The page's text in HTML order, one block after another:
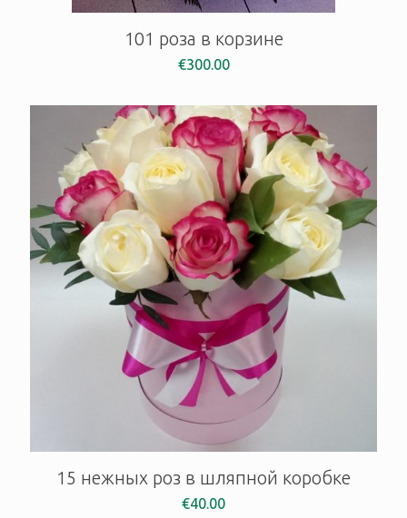
101 роза в корзине
€300.00
15 нежных роз в шляпной коробке
€40.00